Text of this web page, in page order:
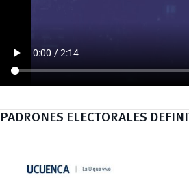
PADRONES ELECTORALES